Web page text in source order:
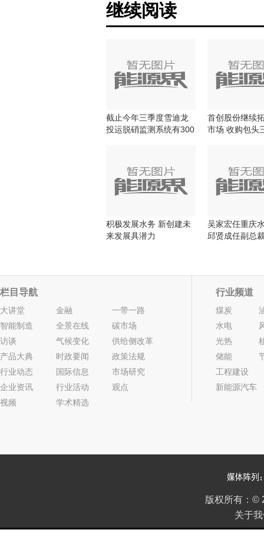
继续阅读
截止今年三季度雪迪龙
投运脱硝监测系统有300
首创股份继续
市场 收购包头
积极发展水务 新创建未
来发展具潜力
吴家宏任重庆
邱贤成任副总
栏目导航
大讲堂 金融
一带一路
智能制造
全景在线
碳市场
访谈
气候变化
供给侧改革
产品大典
时政要闻
政策法规
行业动态
国际信息
市场研究
企业资讯
行业活动
观点
视频
学术精选
行业频道
煤炭
水电
光热
储能
工程建设
新能源汽车
版权所有： ©
关于